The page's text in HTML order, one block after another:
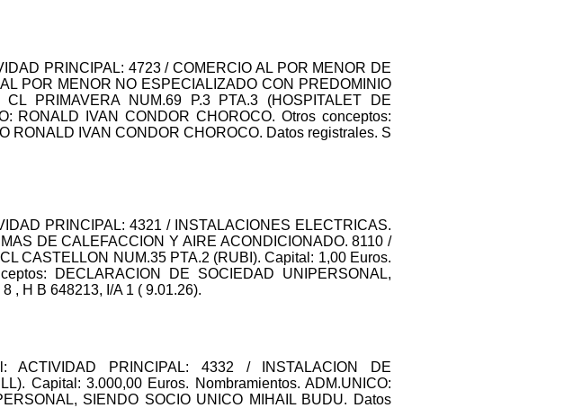
PRINCIPAL: 4723 / COMERCIO AL POR MENOR DE
POR MENOR NO ESPECIALIZADO CON PREDOMINIO
PRIMAVERA NUM.69 P.3 PTA.3 (HOSPITALET DE
RONALD IVAN CONDOR CHOROCO. Otros conceptos:
RONALD IVAN CONDOR CHOROCO. Datos registrales. S
PRINCIPAL: 4321 / INSTALACIONES ELECTRICAS.
DE CALEFACCION Y AIRE ACONDICIONADO. 8110 /
CASTELLON NUM.35 PTA.2 (RUBI). Capital: 1,00 Euros.
DECLARACION DE SOCIEDAD UNIPERSONAL,
, H B 648213, I/A 1 ( 9.01.26).
ACTIVIDAD PRINCIPAL: 4332 / INSTALACION DE
Capital: 3.000,00 Euros. Nombramientos. ADM.UNICO:
SIENDO SOCIO UNICO MIHAIL BUDU. Datos